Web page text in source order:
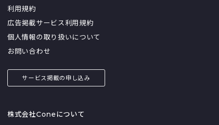
利用規約
広告掲載サービス利用規約
個人情報の取り扱いについて
お問い合わせ
サービス掲載の申し込み
株式会社Coneについて